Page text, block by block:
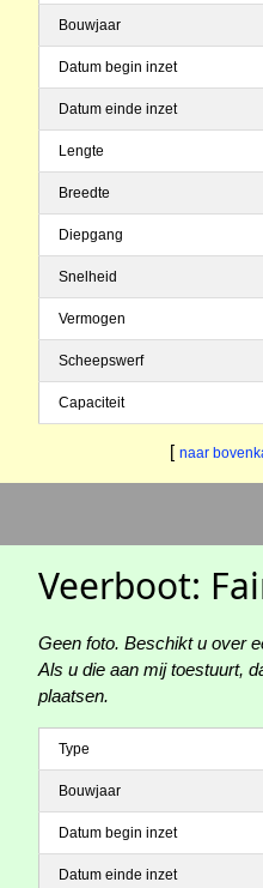
Bouwjaar
Datum begin inzet
Datum einde inzet
Lengte
Breedte
Diepgang
Snelheid
Vermogen
Scheepswerf
Capaciteit
[ naar
Veerboot:
Geen foto. Beschikt u over
Als u die aan mij toestuurt,
plaatsen.
Type
Bouwjaar
Datum begin inzet
Datum einde inzet